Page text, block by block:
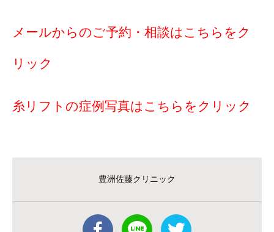
メールからのご予約・相談はこちらをク
リック
糸リフトの症例写真はこちらをクリック
豊洲佐藤クリニック